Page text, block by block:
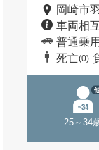
岡崎市
車両相
普通乗
死亡(0)
25～34